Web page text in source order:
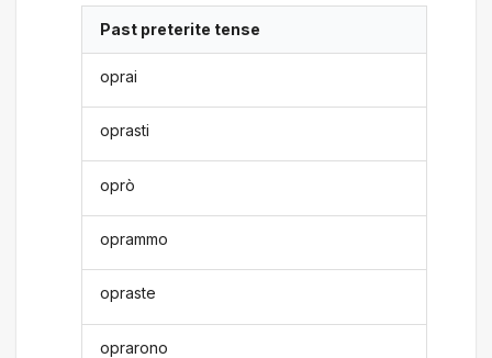
Past preterite tense
oprai
oprasti
oprò
oprammo
opraste
oprarono